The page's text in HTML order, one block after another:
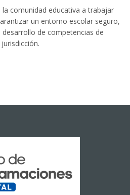
la comunidad educativa a trabajar
un entorno escolar seguro,
de competencias de